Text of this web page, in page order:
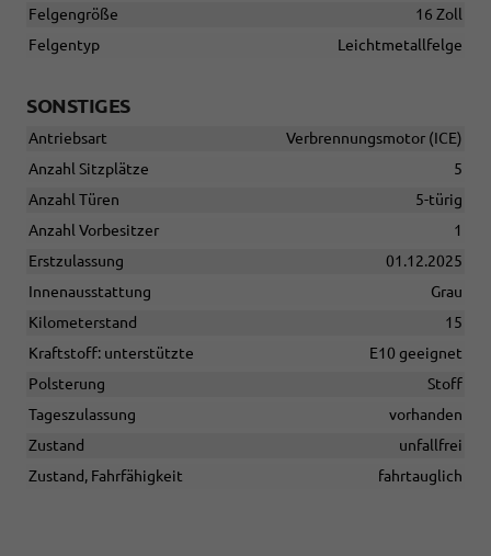
Felgengröße
16 Zoll
Felgentyp
Leichtmetallfelge
SONSTIGES
Antriebsart
Verbrennungsmotor (ICE)
Anzahl Sitzplätze
5
Anzahl Türen
5-türig
Anzahl Vorbesitzer
1
Erstzulassung
01.12.2025
Innenausstattung
Grau
Kilometerstand
15
Kraftstoff: unterstützte
E10 geeignet
Polsterung
Stoff
Tageszulassung
vorhanden
Zustand
unfallfrei
Zustand, Fahrfähigkeit
fahrtauglich